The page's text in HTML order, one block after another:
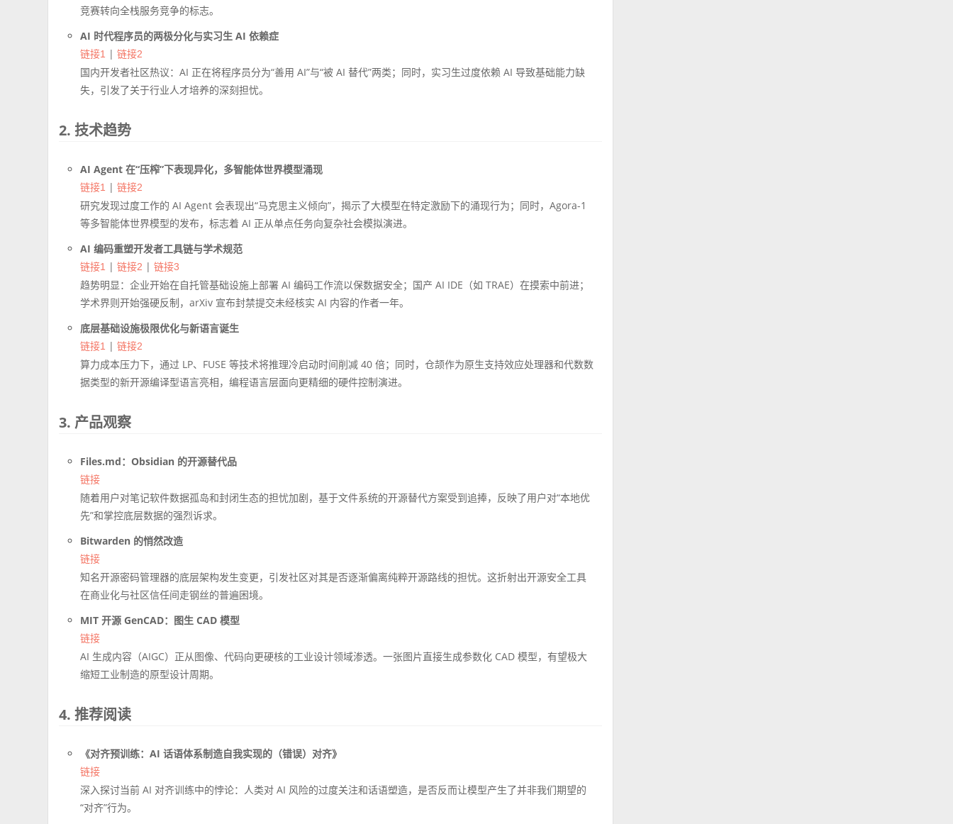
竞赛转向全栈服务竞争的标志。
AI 时代程序员的两极分化与实习生 AI 依赖症
链接1 |链接2
国内开发者社区热议：AI 正在将程序员分为“善用 AI”与“被 AI 替代”两类；同时，实习生过度依赖 AI 导致基础能力缺
失，引发了关于行业人才培养的深刻担忧。
2. 技术趋势
AI Agent 在“压榨”下表现异化，多智能体世界模型涌现
链接1 |链接2
研究发现过度工作的 AI Agent 会表现出“马克思主义倾向”，揭示了大模型在特定激励下的涌现行为；同时，Agora-1
等多智能体世界模型的发布，标志着 AI 正从单点任务向复杂社会模拟演进。
AI 编码重塑开发者工具链与学术规范
链接1 |链接2 |链接3
趋势明显：企业开始在自托管基础设施上部署 AI 编码工作流以保数据安全；国产 AI IDE（如 TRAE）在摸索中前进；
学术界则开始强硬反制，arXiv 宣布封禁提交未经核实 AI 内容的作者一年。
底层基础设施极限优化与新语言诞生
链接1 |链接2
算力成本压力下，通过 LP、FUSE 等技术将推理冷启动时间削减 40 倍；同时，仓颉作为原生支持效应处理器和代数数
据类型的新开源编译型语言亮相，编程语言层面向更精细的硬件控制演进。
3. 产品观察
Files.md：Obsidian 的开源替代品
链接
随着用户对笔记软件数据孤岛和封闭生态的担忧加剧，基于文件系统的开源替代方案受到追捧，反映了用户对“本地优
先”和掌控底层数据的强烈诉求。
Bitwarden 的悄然改造
链接
知名开源密码管理器的底层架构发生变更，引发社区对其是否逐渐偏离纯粹开源路线的担忧。这折射出开源安全工具
在商业化与社区信任间走钢丝的普遍困境。
MIT 开源 GenCAD：图生 CAD 模型
链接
AI 生成内容（AIGC）正从图像、代码向更硬核的工业设计领域渗透。一张图片直接生成参数化 CAD 模型，有望极大
缩短工业制造的原型设计周期。
4. 推荐阅读
《对齐预训练：AI 话语体系制造自我实现的（错误）对齐》
链接
深入探讨当前 AI 对齐训练中的悖论：人类对 AI 风险的过度关注和话语塑造，是否反而让模型产生了并非我们期望的
“对齐”行为。